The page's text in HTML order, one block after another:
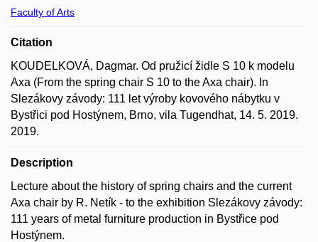
Faculty of Arts
Citation
KOUDELKOVÁ, Dagmar. Od pružicí židle S 10 k modelu
Axa (From the spring chair S 10 to the Axa chair). In
Slezákovy závody: 111 let výroby kovového nábytku v
Bystřici pod Hostýnem, Brno, vila Tugendhat, 14. 5. 2019.
2019.
Description
Lecture about the history of spring chairs and the current
Axa chair by R. Netík - to the exhibition Slezákovy závody:
111 years of metal furniture production in Bystřice pod
Hostýnem.